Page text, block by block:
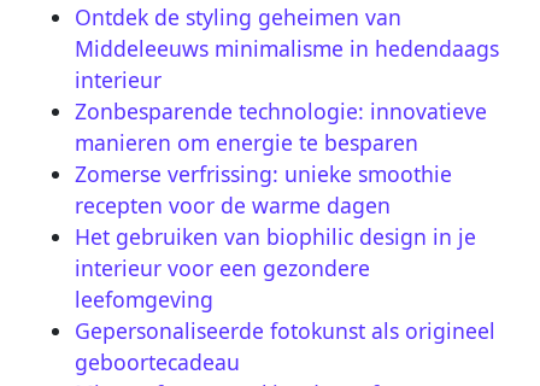
Ontdek de styling geheimen van
Middeleeuws minimalisme in hedendaags
interieur
Zonbesparende technologie: innovatieve
manieren om energie te besparen
Zomerse verfrissing: unieke smoothie
recepten voor de warme dagen
Het gebruiken van biophilic design in je
interieur voor een gezondere
leefomgeving
Gepersonaliseerde fotokunst als origineel
geboortecadeau